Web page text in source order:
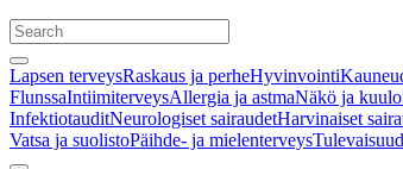
Lapsen terveysRaskaus ja perheHyvinvointi
FlunssaIntiimiterveysAllergia ja astmaNäkö ja kuulo
InfektiotauditNeurologiset sairaudetHarvinaiset
Vatsa ja suolistoPäihde- ja mielenterveys